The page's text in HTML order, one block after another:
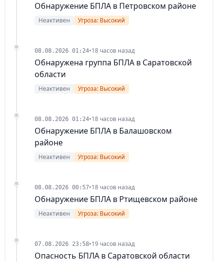
Обнаружение БПЛА в Петровском районе
Неактивен Угроза: Высокий
08.08.2026 01:24•18 часов назад
Обнаружена группа БПЛА в Саратовской
области
Неактивен Угроза: Высокий
08.08.2026 01:24•18 часов назад
Обнаружение БПЛА в Балашовском
районе
Неактивен Угроза: Высокий
08.08.2026 00:57•18 часов назад
Обнаружение БПЛА в Ртищевском районе
Неактивен Угроза: Высокий
07.08.2026 23:58•19 часов назад
Опасность БПЛА в Саратовской области